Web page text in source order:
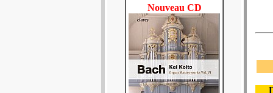
Nouveau CD